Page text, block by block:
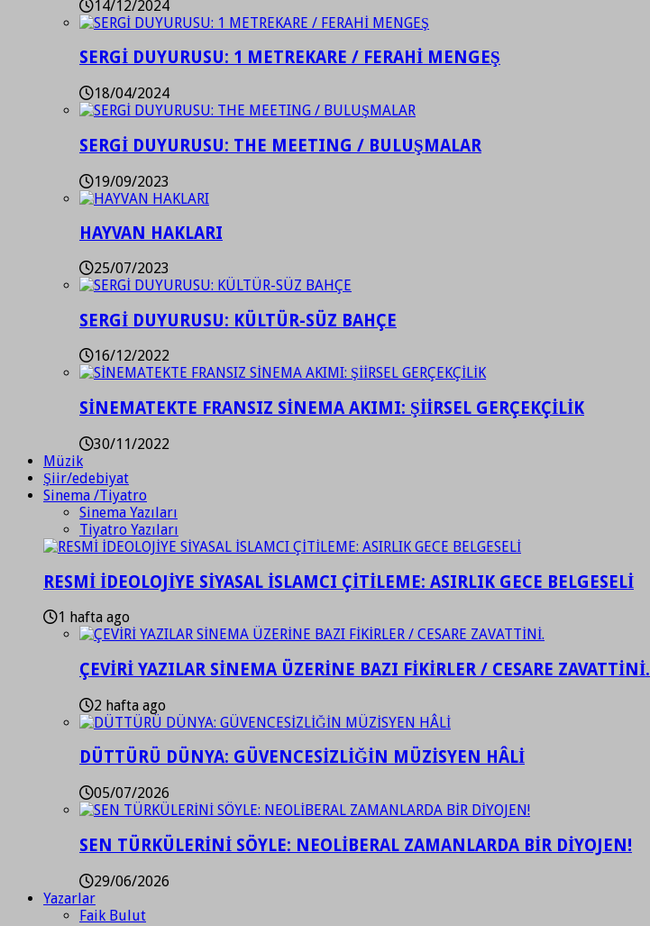
14/12/2024
SERGİ DUYURUSU: 1 METREKARE / FERAHİ MENGEŞ
18/04/2024
SERGİ DUYURUSU: THE MEETING / BULUŞMALAR
19/09/2023
HAYVAN HAKLARI
25/07/2023
SERGİ DUYURUSU: KÜLTÜR-SÜZ BAHÇE
16/12/2022
SİNEMATEKTE FRANSIZ SİNEMA AKIMI: ŞİİRSEL GERÇEKÇİLİK
30/11/2022
Müzik
Şiir/edebiyat
Sinema /Tiyatro
Sinema Yazıları
Tiyatro Yazıları
RESMİ İDEOLOJİYE SİYASAL İSLAMCI ÇİTİLEME: ASIRLIK GECE BELGESELİ
1 hafta ago
ÇEVİRİ YAZILAR SİNEMA ÜZERİNE BAZI FİKİRLER / CESARE ZAVATTİNİ.
2 hafta ago
DÜTTÜRÜ DÜNYA: GÜVENCESİZLİĞİN MÜZİSYEN HÂLİ
05/07/2026
SEN TÜRKÜLERİNİ SÖYLE: NEOLİBERAL ZAMANLARDA BİR DİYOJEN!
29/06/2026
Yazarlar
Faik Bulut